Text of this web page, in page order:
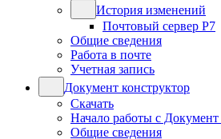
История изменений
Почтовый сервер Р7
Общие сведения
Работа в почте
Учетная запись
Документ конструктор
Скачать
Начало работы с
Общие сведения